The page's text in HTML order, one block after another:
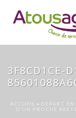
3F8CD1CE-
ACCUEIL » DÉPART EN
D’UN PROCHE